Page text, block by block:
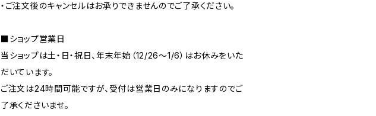
・ご注文後のキャンセルはお承りできませんのでご了承ください。
■ショップ営業日
当ショップは土・日・祝日、年末年始（12/26～1/6）はお休みをいた
だいています。
ご注文は24時間可能ですが、受付は営業日のみになりますのでご
了承くださいませ。